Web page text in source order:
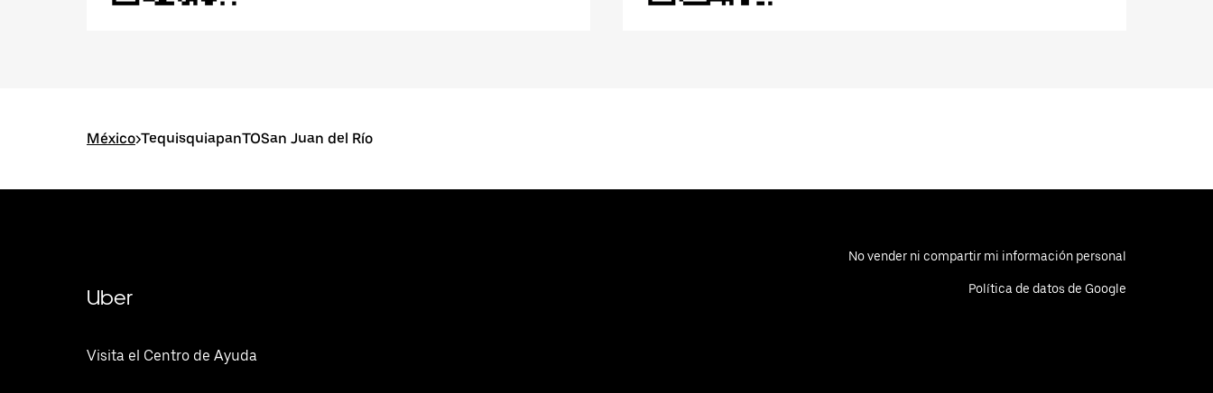
México>TequisquiapanTOSan Juan del Río
Uber
Visita el Centro de Ayuda
No vender ni compartir mi información personal
Política de datos de Google